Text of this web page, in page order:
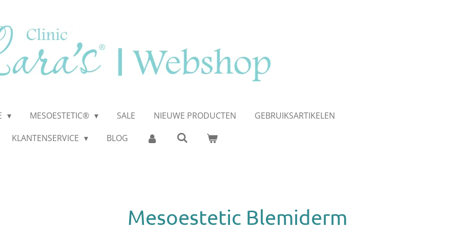
MESOESTETIC® SALE NIEUWE PRODUCTEN
GEBRUIKSARTIKELEN
KLANTENSERVICE
BLOG
Mesoestetic Blemiderm